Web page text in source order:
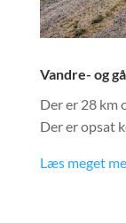
Vandre- og
Der er 28 km
Der er opsat
Læs meget